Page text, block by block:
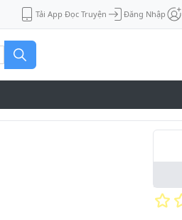
Tải App Đọc Truyện Đăng Nhập